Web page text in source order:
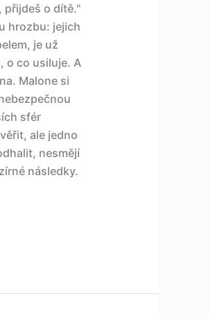
přijdeš o dítě."
hrozbu: jejich
je už
o co usiluje. A
Malone si
sfér
ale jedno
nesmějí
následky.